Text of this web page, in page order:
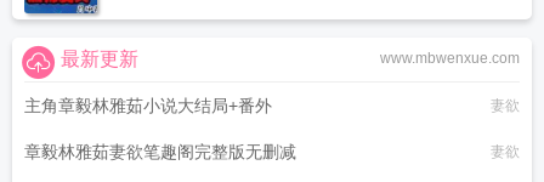
www.mbwenxue.com
最新更新
主角章毅林雅茹小说大结局+番外 妻欲
章毅林雅茹妻欲笔趣阁完整版无删减 妻欲